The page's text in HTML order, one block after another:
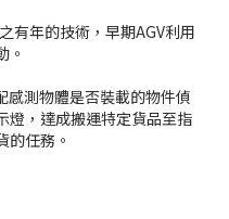
有年的技術，早期AGV利用
。
感測物體是否裝載的物件偵
燈，達成搬運特定貨品至指
的任務。